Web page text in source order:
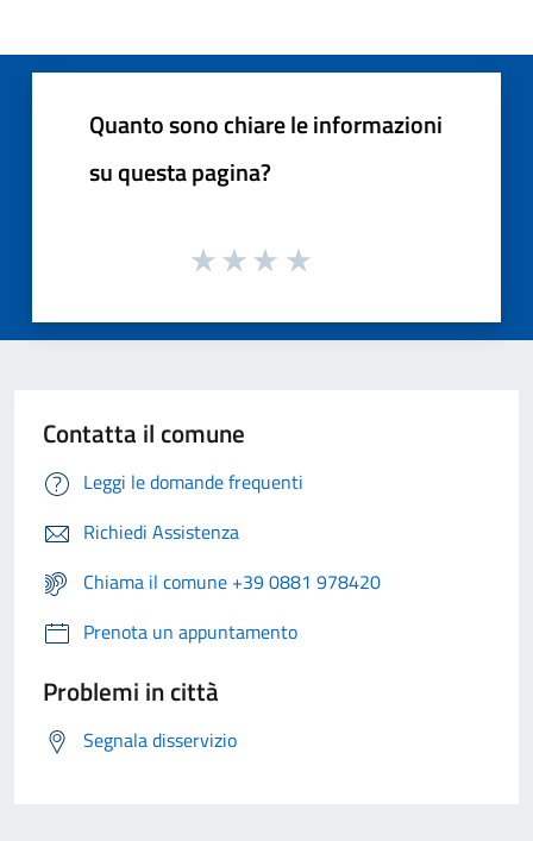
Quanto sono chiare le informazioni
su questa pagina?
Contatta il comune
Leggi le domande frequenti
Richiedi Assistenza
Chiama il comune +39 0881 978420
Prenota un appuntamento
Problemi in città
Segnala disservizio